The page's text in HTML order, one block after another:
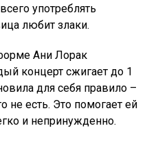
употреблять
любит злаки.
Ани Лорак
концерт сжигает до 1
для себя правило –
не есть. Это помогает ей
и непринужденно.